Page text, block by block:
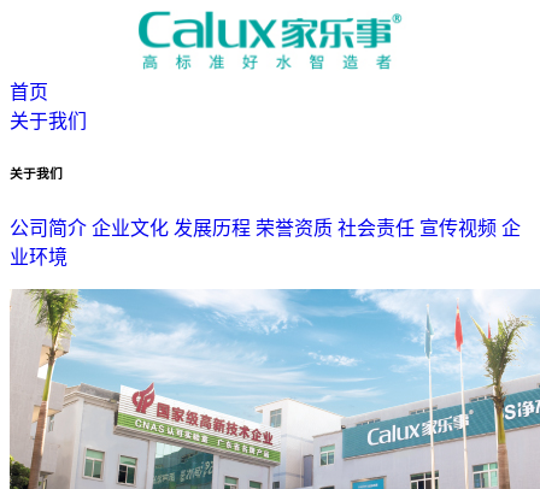
首页
关于我们
关于我们
公司简介 企业文化 发展历程 荣誉资质 社会责任 宣传视频 企
业环境